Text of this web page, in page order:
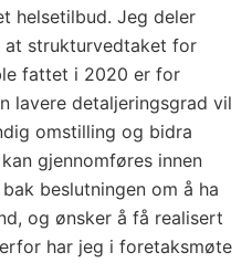
helsetilbud. Jeg deler
at strukturvedtaket for
fattet i 2020 er for
lavere detaljeringsgrad vil
omstilling og bidra
gjennomføres innen
beslutningen om å ha
og ønsker å få realisert
har jeg i foretaksmøte